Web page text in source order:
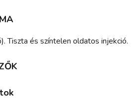
Tiszta és színtelen oldatos injekció.